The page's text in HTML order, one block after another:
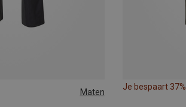
Maten
Je bespaart 37%